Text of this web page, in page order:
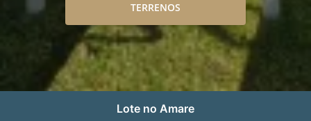
TERRENOS
Lote no Amare